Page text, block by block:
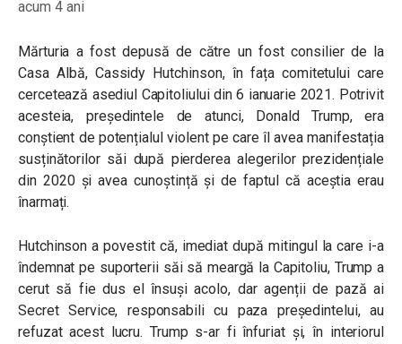
acum 4 ani
Mărturia a fost depusă de către un fost consilier de la
Casa Albă, Cassidy Hutchinson, în fața comitetului care
cercetează asediul Capitoliului din 6 ianuarie 2021. Potrivit
acesteia, președintele de atunci, Donald Trump, era
conștient de potențialul violent pe care îl avea manifestația
susținătorilor săi după pierderea alegerilor prezidențiale
din 2020 și avea cunoștință și de faptul că aceștia erau
înarmați.
Hutchinson a povestit că, imediat după mitingul la care i-a
îndemnat pe suporterii săi să meargă la Capitoliu, Trump a
cerut să fie dus el însuși acolo, dar agenții de pază ai
Secret Service, responsabili cu paza președintelui, au
refuzat acest lucru. Trump s-ar fi înfuriat și, în interiorul